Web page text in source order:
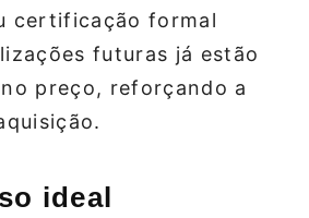
certificação formal
futuras já estão
preço, reforçando a
ideal